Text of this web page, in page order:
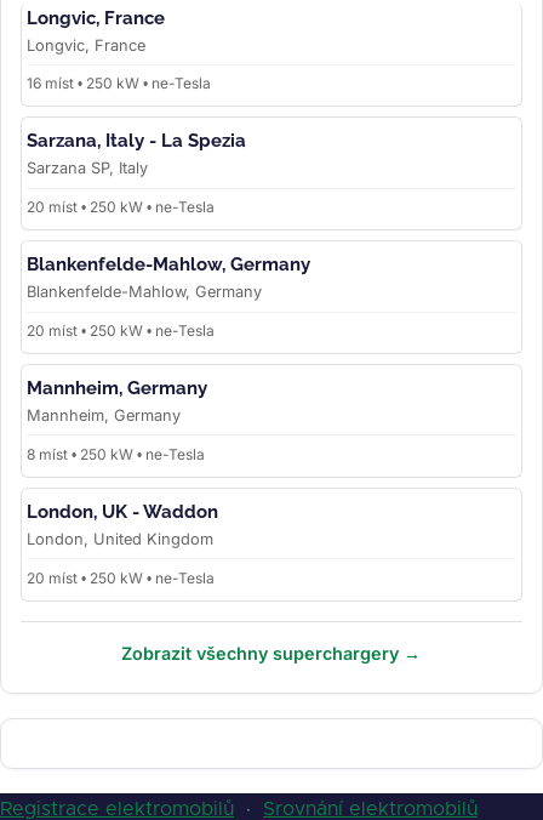
Longvic, France
Longvic, France
16 míst • 250 kW • ne-Tesla
Sarzana, Italy - La Spezia
Sarzana SP, Italy
20 míst • 250 kW • ne-Tesla
Blankenfelde-Mahlow, Germany
Blankenfelde-Mahlow, Germany
20 míst • 250 kW • ne-Tesla
Mannheim, Germany
Mannheim, Germany
8 míst • 250 kW • ne-Tesla
London, UK - Waddon
London, United Kingdom
20 míst • 250 kW • ne-Tesla
Zobrazit všechny superchargery →
Registrace elektromobilů · Srovnání elektromobilů